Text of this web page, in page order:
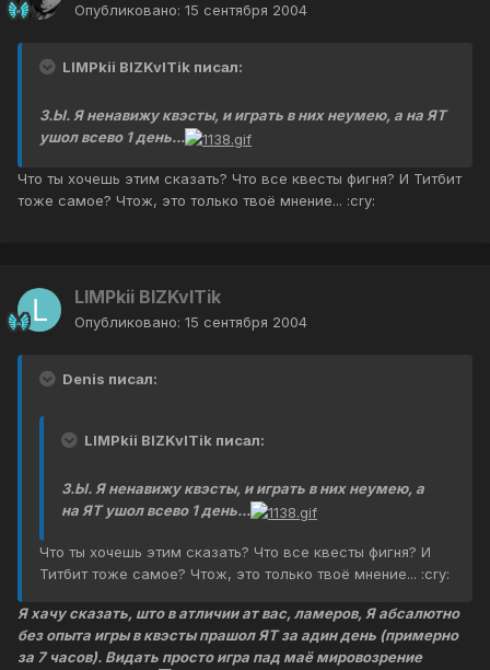
Опубликовано: 15 сентября 2004
LIMPkii BIZKvITik писал:
З.Ы. Я ненавижу квэсты, и играть в них неумею, а на ЯТ
ушол всево 1 день...
Что ты хочешь этим сказать? Что все квесты фигня? И Титбит
тоже самое? Чтож, это только твоё мнение... :cry:
LIMPkii BIZKvITik
Опубликовано: 15 сентября 2004
Denis писал:
LIMPkii BIZKvITik писал:
З.Ы. Я ненавижу квэсты, и играть в них неумею, а
на ЯТ ушол всево 1 день...
Что ты хочешь этим сказать? Что все квесты фигня? И
Титбит тоже самое? Чтож, это только твоё мнение... :cry:
Я хачу сказать, што в атличии ат вас, ламеров, Я абсалютно
без опыта игры в квэсты прашол ЯТ за адин день (примерно
за 7 часов). Видать просто игра пад маё мировозрение